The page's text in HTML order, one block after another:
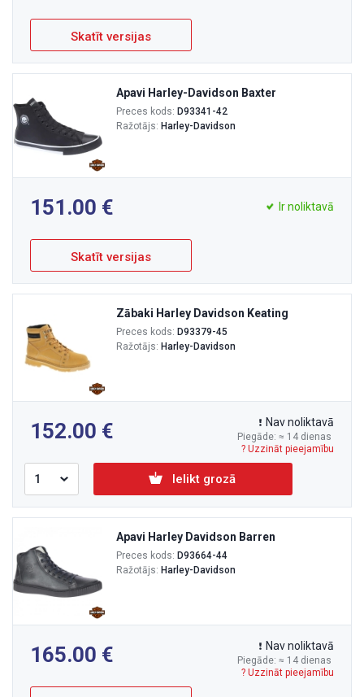
Skatīt versijas
Apavi Harley-Davidson Baxter
Preces kods: D93341-42
Ražotājs: Harley-Davidson
151.00 Ir noliktavā
Skatīt versijas
Zābaki Harley Davidson Keating
Preces kods: D93379-45
Ražotājs: Harley-Davidson
152.00 Piegāde: ≈ 14 dienas
Nav noliktavā
? Uzzināt pieejamību
Ielikt grozā
Apavi Harley Davidson Barren
Preces kods: D93664-44
Ražotājs: Harley-Davidson
165.00 Piegāde: ≈ 14 dienas
Nav noliktavā
? Uzzināt pieejamību